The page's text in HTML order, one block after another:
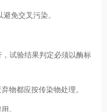
免交叉污染。
试验结果判定必须以酶标
物都应按传染物处理。
。